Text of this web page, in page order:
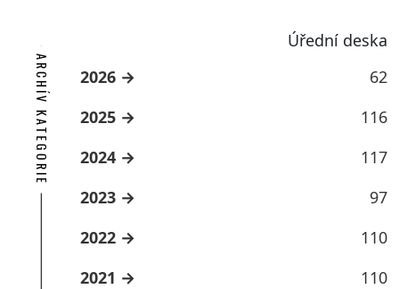
Úřední deska
ARCHÍV KATEGORIE 2026
62
2025
116
2024
117
2023
97
2022
110
2021
110